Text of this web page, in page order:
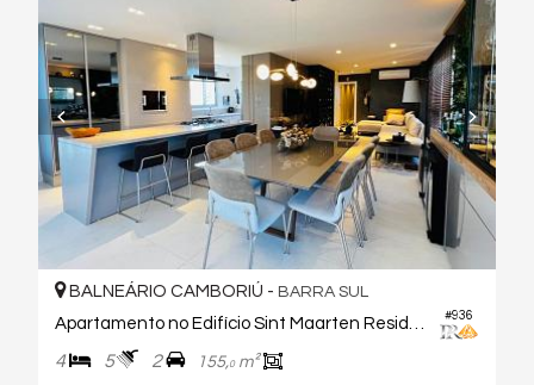
#936
BALNEÁRIO CAMBORIÚ - BARRA SUL
Apartamento no Edifício Sint Maarten Residence
4 5 2 155,0m²